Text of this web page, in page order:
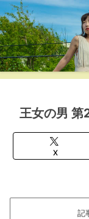
王女の男 第
X
記